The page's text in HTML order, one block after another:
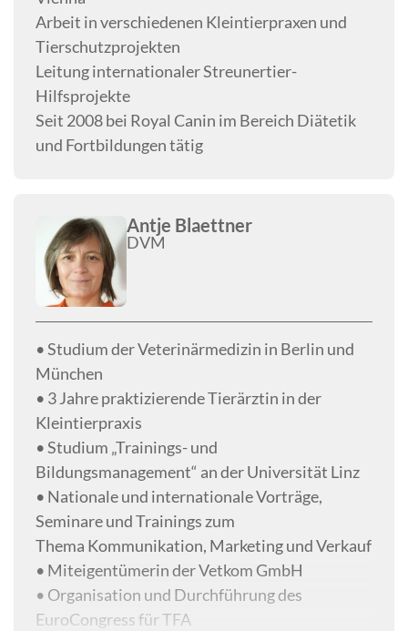
Arbeit in verschiedenen Kleintierpraxen und
Tierschutzprojekten
Leitung internationaler Streunertier-
Hilfsprojekte
Seit 2008 bei Royal Canin im Bereich Diätetik
und Fortbildungen tätig
Antje Blaettner
DVM
• Studium der Veterinärmedizin in Berlin und
München
• 3 Jahre praktizierende Tierärztin in der
Kleintierpraxis
• Studium „Trainings- und
Bildungsmanagement“ an der Universität Linz
• Nationale und internationale Vorträge,
Seminare und Trainings zum
Thema Kommunikation, Marketing und Verkauf
• Miteigentümerin der Vetkom GmbH
• Organisation und Durchführung des
EuroCongress für TFA